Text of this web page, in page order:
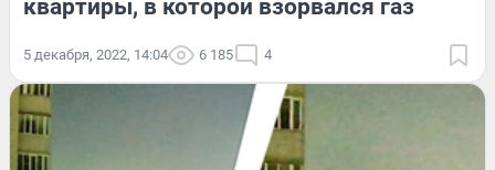
квартиры, в которой взорвался газ
5 декабря, 2022, 14:04 6 185 4